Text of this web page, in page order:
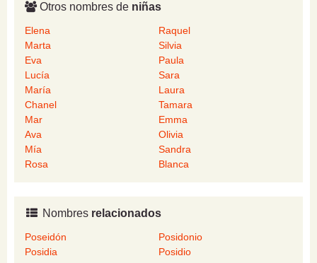
Otros nombres de niñas
Elena
Raquel
Marta
Silvia
Eva
Paula
Lucía
Sara
María
Laura
Chanel
Tamara
Mar
Emma
Ava
Olivia
Mía
Sandra
Rosa
Blanca
Nombres relacionados
Poseidón
Posidonio
Posidia
Posidio